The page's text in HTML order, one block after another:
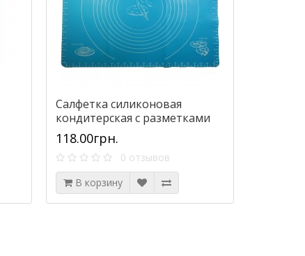
Салфетка силиконовая
кондитерская с разметками
45 х 64 см.
118.00грн.
0 отзывов
В корзину